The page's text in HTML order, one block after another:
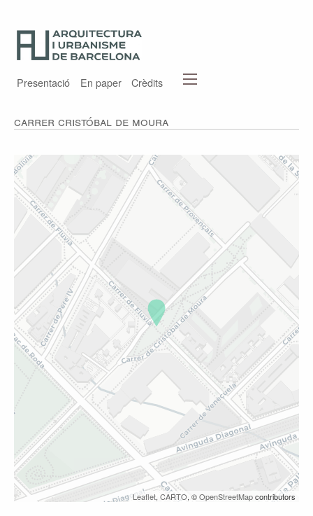
Presentació En paper Crèdits
Carrer Cristóbal de Moura
Leaflet, CARTO, ©OpenStreetMapcontributors